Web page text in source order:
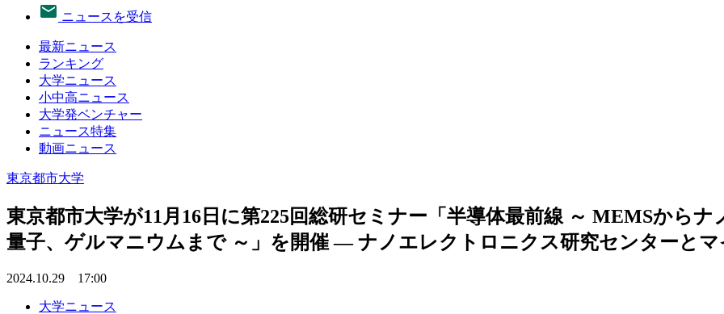
ニュースを受信
最新ニュース
ランキング
大学ニュース
小中高ニュース
大学発ベンチャー
ニュース特集
動画ニュース
東京都市大学
東京都市大学が11月16日に第225回総研セミナー「半導体最前線 ～ MEMSから
量子、ゲルマニウムまで ～」を開催 ― ナノエレクトロニクス研究センターと
2024.10.29 17:00
大学ニュース